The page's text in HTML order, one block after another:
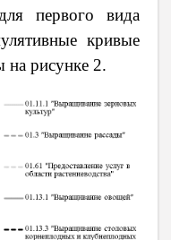
первого вида
кривые
на рисунке 2.